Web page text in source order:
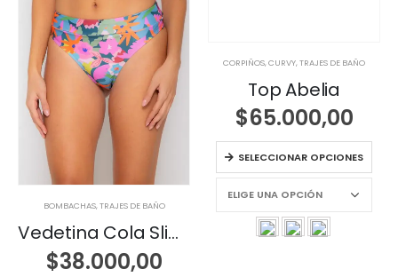
BOMBACHAS,TRAJES DE BAÑO
Vedetina Cola Slim con Pretina
$38.000,00
CORPIÑOS,CURVY,TRAJES DE BAÑO
Top Abelia
$65.000,00
SELECCIONAR OPCIONES